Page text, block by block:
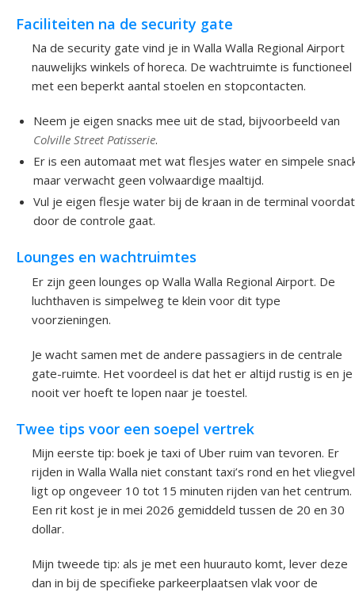
Faciliteiten na de security gate
Na de security gate vind je in Walla Walla Regional Airport
nauwelijks winkels of horeca. De wachtruimte is functioneel
met een beperkt aantal stoelen en stopcontacten.
Neem je eigen snacks mee uit de stad, bijvoorbeeld van
Colville Street Patisserie.
Er is een automaat met wat flesjes water en simpele
maar verwacht geen volwaardige maaltijd.
Vul je eigen flesje water bij de kraan in de terminal
door de controle gaat.
Lounges en wachtruimtes
Er zijn geen lounges op Walla Walla Regional Airport. De
luchthaven is simpelweg te klein voor dit type
voorzieningen.
Je wacht samen met de andere passagiers in de centrale
gate-ruimte. Het voordeel is dat het er altijd rustig is en je
nooit ver hoeft te lopen naar je toestel.
Twee tips voor een soepel vertrek
Mijn eerste tip: boek je taxi of Uber ruim van tevoren. Er
rijden in Walla Walla niet constant taxi’s rond en het
ligt op ongeveer 10 tot 15 minuten rijden van het centrum.
Een rit kost je in mei 2026 gemiddeld tussen de 20 en 30
dollar.
Mijn tweede tip: als je met een huurauto komt, lever deze
dan in bij de specifieke parkeerplaatsen vlak voor de